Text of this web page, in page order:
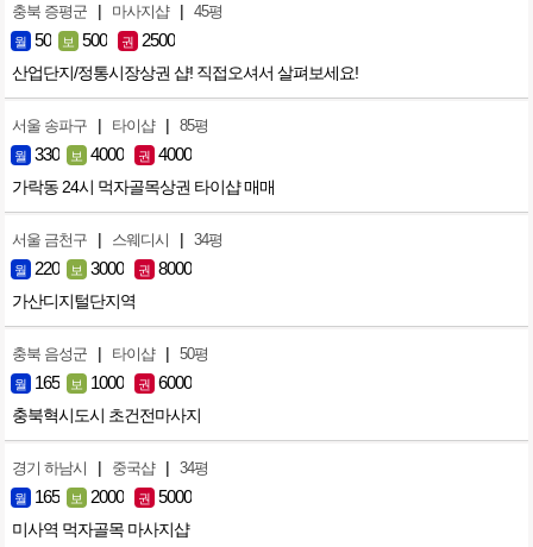
충북 증평군 | 마사지샵 | 45평
월 50 보 500 권 2500
산업단지/정통시장상권 샵! 직접오셔서 살펴보세요!
서울 송파구 | 타이샵 | 85평
월 330 보 4000 권 4000
가락동 24시 먹자골목상권 타이샵 매매
서울 금천구 | 스웨디시 | 34평
월 220 보 3000 권 8000
가산디지털단지역
충북 음성군 | 타이샵 | 50평
월 165 보 1000 권 6000
충북혁시도시 초건전마사지
경기 하남시 | 중국샵 | 34평
월 165 보 2000 권 5000
미사역 먹자골목 마사지샵